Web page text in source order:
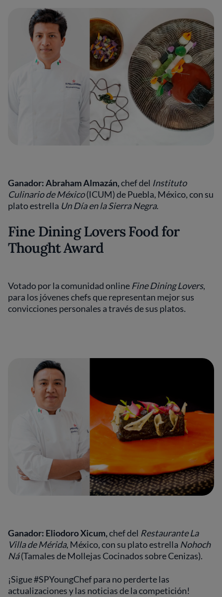
Ganador: Abraham Almazán,chef del Instituto
Culinario de México(ICUM) de Puebla, México, con su
plato estrella Un Día en la Sierra Negra.
Fine Dining Lovers Food for
Thought Award
Votado por la comunidad online Fine Dining Lovers,
para los jóvenes chefs que representan mejor sus
convicciones personales a través de sus platos.
Ganador: Eliodoro Xicum,chef del Restaurante La
Villa de Mérida, México, con su plato estrella Nohoch
Ná(Tamales de Mollejas Cocinados sobre Cenizas).
¡Sigue #SPYoungChef para no perderte las
actualizaciones y las noticias de la competición!